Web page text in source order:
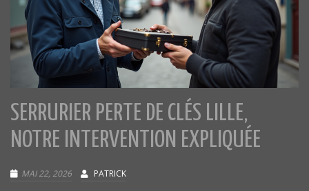
SERRURIER PERTE DE CLÉS LILLE,
NOTRE INTERVENTION EXPLIQUÉE
MAI 22, 2026 PATRICK